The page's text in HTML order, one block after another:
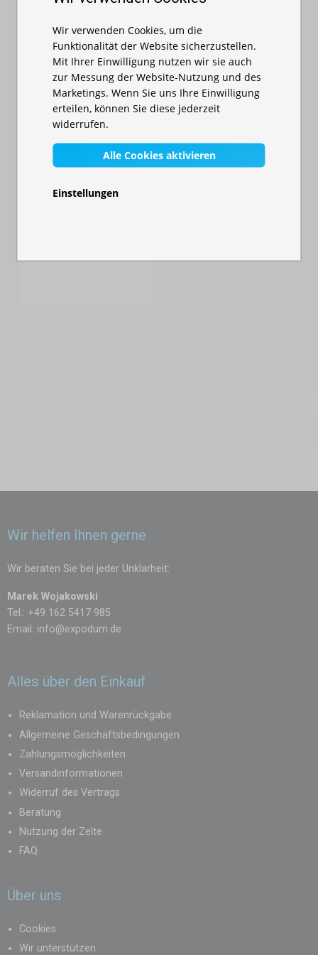
Momente im Park, am Wasser oder direkt im eigenen Garten.
Faltzelt 3x6 m -
Wir helfen Ihnen gerne
Wir beraten Sie bei jeder Unklarheit:
Marek Wojakowski
Tel.: +49 162 5417 985
Email: info@expodum.de
Alles über den Einkauf
Reklamation und Warenrückgabe
Allgemeine Geschäftsbedingungen
Zahlungsmöglichkeiten
Versandinformationen
Widerruf des Vertrags
Beratung
Nutzung der Zelte
FAQ
Über uns
Cookies
Wir unterstützen
Wir verwenden Cookies, um die
Funktionalität der Website sicherzustellen.
Mit Ihrer Einwilligung nutzen wir sie auch
zur Messung der Website-Nutzung und des
Marketings. Wenn Sie uns Ihre Einwilligung
erteilen, können Sie diese jederzeit
widerrufen.
Alle Cookies aktivieren
Einstellungen